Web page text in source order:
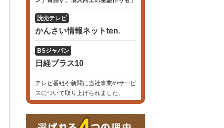
読売テレビ
かんさい情報ネットten.
BSジャパン
日経プラス10
テレビ番組や新聞に当社事業やサービ
スについて取り上げられました。